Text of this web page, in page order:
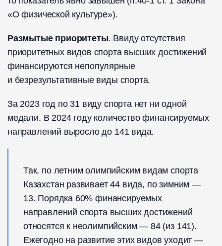
«О физической культуре»).
Размытые приоритеты. Ввиду отсутствия
приоритетных видов спорта высших достижений
финансируются непопулярные
и безрезультативные виды спорта.
За 2023 год по 31 виду спорта нет ни одной
медали. В 2024 году количество финансируемых
направлений выросло до 141 вида.
Так, по летним олимпийским видам спорта
Казахстан развивает 44 вида, по зимним —
13. Порядка 60% финансируемых
направлений спорта высших достижений
относятся к неолимпийским — 84 (из 141).
Ежегодно на развитие этих видов уходит —